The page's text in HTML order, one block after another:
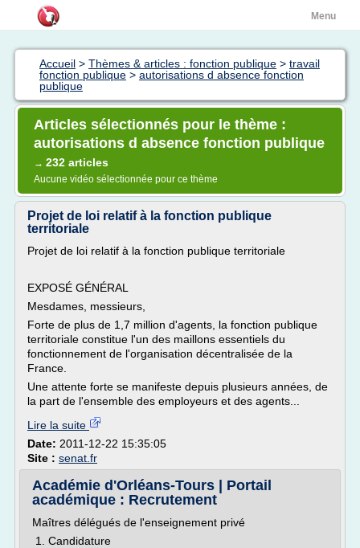
Menu
Accueil > Thèmes & articles : fonction publique > travail
fonction publique > autorisations d absence fonction
publique
Articles sélectionnés pour le thème :
autorisations d absence fonction publique
→ 232 articles
Aucune vidéo sélectionnée pour ce thème
Projet de loi relatif à la fonction publique
territoriale
Projet de loi relatif à la fonction publique territoriale
EXPOSÉ GÉNÉRAL
Mesdames, messieurs,
Forte de plus de 1,7 million d'agents, la fonction publique
territoriale constitue l'un des maillons essentiels du
fonctionnement de l'organisation décentralisée de la
France.
Une attente forte se manifeste depuis plusieurs années, de
la part de l'ensemble des employeurs et des agents...
Lire la suite
Date: 2011-12-22 15:35:05
Site : senat.fr
Académie d'Orléans-Tours | Portail
académique : Recrutement
Maîtres délégués de l'enseignement privé
1. Candidature